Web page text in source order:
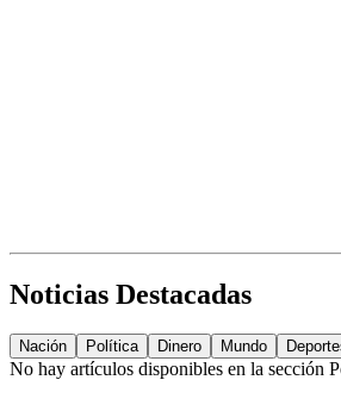
Noticias Destacadas
Nación Política Dinero Mundo
No hay artículos disponibles en la sección